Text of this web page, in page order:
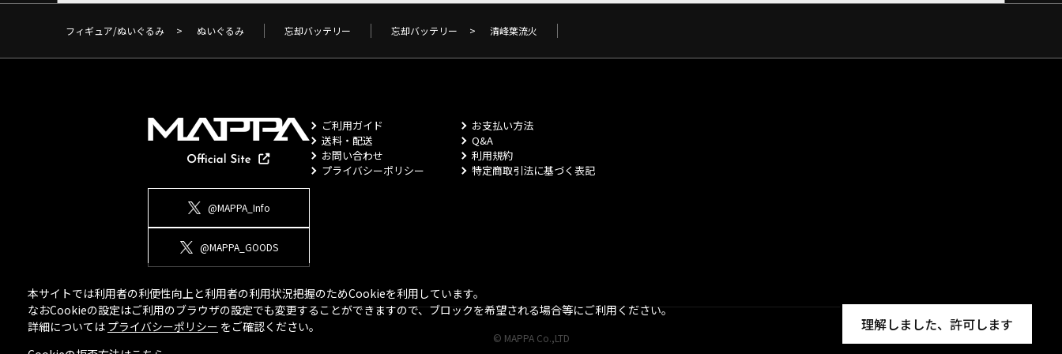
フィギュア/ぬいぐるみ > ぬいぐるみ 忘却バッテリー 忘却バッテリー > 清峰葉流火
@MAPPA_Info
@MAPPA_GOODS
ご利用ガイド
お支払い方法
送料・配送
Q&A
お問い合わせ
利用規約
プライバシーポリシー
特定商取引法に基づく表記
© MAPPA Co.,LTD
本サイトでは利用者の利便性向上と利用者の利用状況把握のためCookieを利用しています。
なおCookieの設定はご利用のブラウザの設定でも変更することができますので、ブロックを希望される場合等にご利用ください。
詳細については プライバシーポリシー をご確認ください。
理解しました、許可します